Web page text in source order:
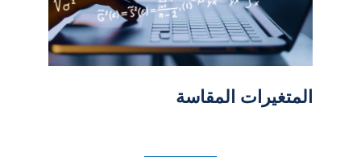
المتغيرات المقاسة